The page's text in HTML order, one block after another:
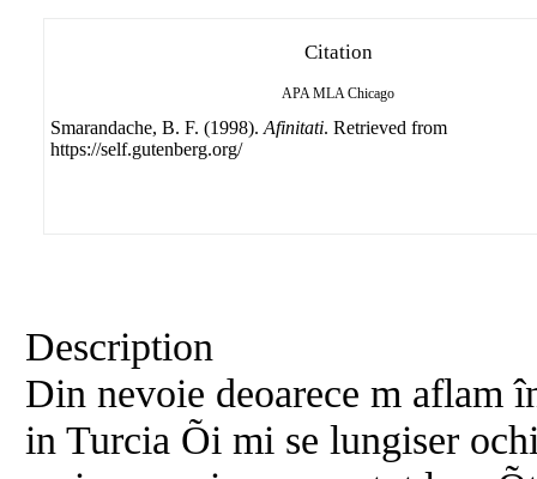
Citation
APA MLA Chicago
Smarandache, B. F. (1998). Afinitati. Retrieved from
https://self.gutenberg.org/
Description
Din nevoie deoarece m aflam
in Turcia Õi mi se lungiser